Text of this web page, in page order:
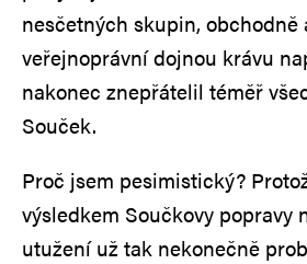
nesčetných skupin, obchodně
veřejnoprávní dojnou krávu
nakonec znepřátelil téměř
Souček.
Proč jsem pesimistický?
výsledkem Součkovy popravy
utužení už tak nekonečně